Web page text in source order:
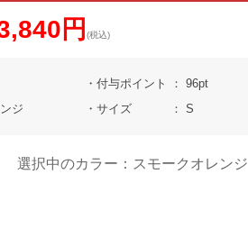
円 (税込)
ジ
付与ポイント
96pt
サイズ
S
選択中のカラー：スモークオレンジ